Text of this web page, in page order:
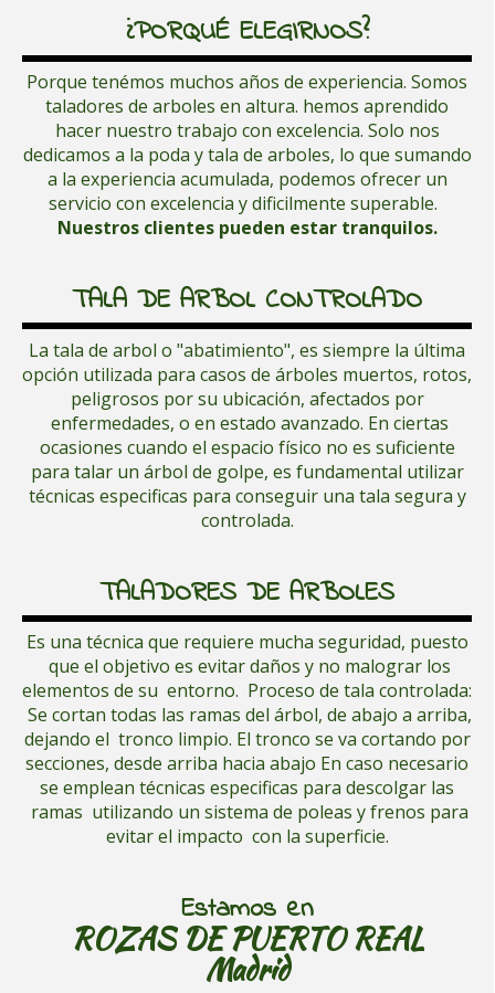
¿PORQUÉ ELEGIRNOS?
Porque tenémos muchos años de experiencia. Somos
taladores de arboles en altura. hemos aprendido
hacer nuestro trabajo con excelencia. Solo nos
dedicamos a la poda y tala de arboles, lo que sumando
a la experiencia acumulada, podemos ofrecer un
servicio con excelencia y dificilmente superable.
Nuestros clientes pueden estar tranquilos.
TALA DE ARBOL CONTROLADO
La tala de arbol o "abatimiento", es siempre la última
opción utilizada para casos de árboles muertos, rotos,
peligrosos por su ubicación, afectados por
enfermedades, o en estado avanzado. En ciertas
ocasiones cuando el espacio físico no es suficiente
para talar un árbol de golpe, es fundamental utilizar
técnicas especificas para conseguir una tala segura y
controlada.
TALADORES DE ARBOLES
Es una técnica que requiere mucha seguridad, puesto
que el objetivo es evitar daños y no malograr los
elementos de su entorno. Proceso de tala controlada:
Se cortan todas las ramas del árbol, de abajo a arriba,
dejando el tronco limpio. El tronco se va cortando por
secciones, desde arriba hacia abajo En caso necesario
se emplean técnicas especificas para descolgar las
ramas utilizando un sistema de poleas y frenos para
evitar el impacto con la superficie.
Estamos en
ROZAS DE PUERTO REAL
Madrid